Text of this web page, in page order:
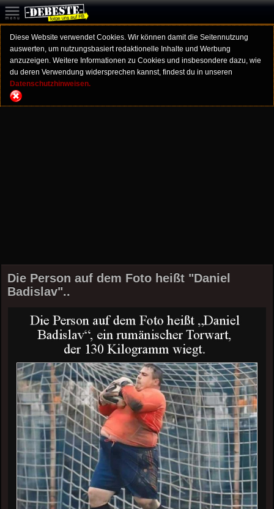
Diese Website verwendet Cookies. Wir können damit die Seitennutzung
auswerten, um nutzungsbasiert redaktionelle Inhalte und Werbung
anzuzeigen. Weitere Informationen zu Cookies und insbesondere dazu, wie
du deren Verwendung widersprechen kannst, findest du in unseren
Datenschutzhinweisen.
Die Person auf dem Foto heißt "Daniel
Badislav"..